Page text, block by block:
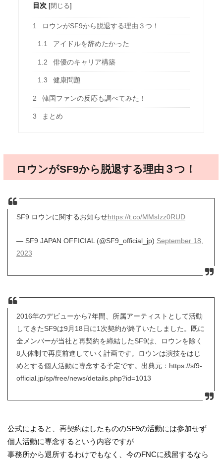
目次 [閉じる]
1 ロウンがSF9から脱退する理由３つ！
1.1 アイドルを辞めたかった
1.2 俳優のキャリア構築
1.3 健康問題
2 韓国ファンの反応も調べてみた！
3 まとめ
ロウンがSF9から脱退する理由３つ！
SF9 ロウンに関するお知らせhttps://t.co/MMsIzz0RUD
— SF9 JAPAN OFFICIAL (@SF9_official_jp) September 18,
2023
2016年のデビューから7年間、所属アーティストとして活動
してきたSF9は9月18日に1次契約が終了いたしました。既に
全メンバーが当社と再契約を締結したSF9は、ロウンを除く
8人体制で再度前進していく計画です。ロウンは演技をはじ
めとする個人活動に専念する予定です。出典元：https://sf9-
official.jp/sp/free/news/details.php?id=1013
公式によると、再契約はしたもののSF9の活動には参加せず
個人活動に専念するという内容ですが
事務所から退所するわけでもなく、今のFNCに残留するなら